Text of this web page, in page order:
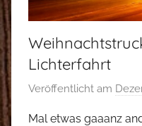
Lichterfahrt
Veröffentlicht am
Mal etwas gaaanz